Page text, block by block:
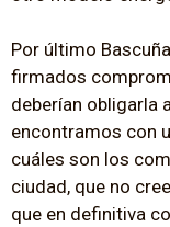
Por último
firmados
deberían obligarla
encontramos con
cuáles son los
ciudad, que no
que en definitiva